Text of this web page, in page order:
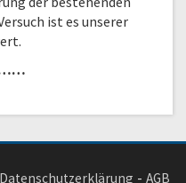
ist es unserer
AGB
Datenschutzerklärung